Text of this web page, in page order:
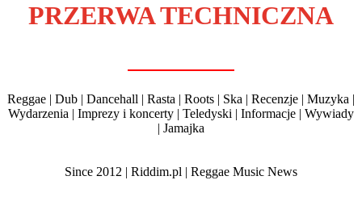
PRZERWA TECHNICZNA
Reggae | Dub | Dancehall | Rasta | Roots | Ska | Recenzje | Muzyka |
Wydarzenia | Imprezy i koncerty | Teledyski | Informacje | Wywiady
| Jamajka
Since 2012 | Riddim.pl | Reggae Music News